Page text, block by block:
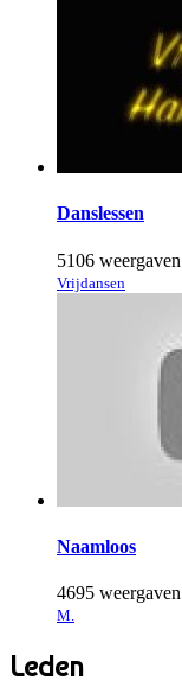
Danslessen
5106 weergaven
Vrijdansen
Naamloos
4695 weergaven
M.
Leden